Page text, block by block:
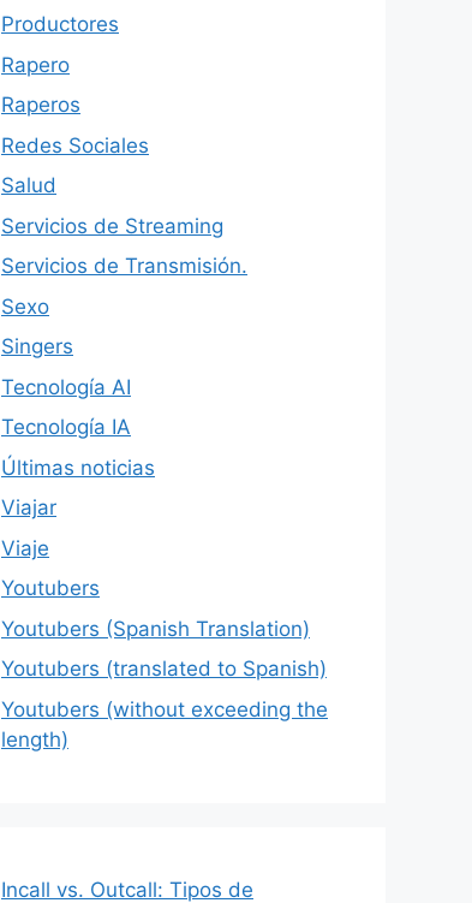
Productores
Rapero
Raperos
Redes Sociales
Salud
Servicios de Streaming
Servicios de Transmisión.
Sexo
Singers
Tecnología AI
Tecnología IA
Últimas noticias
Viajar
Viaje
Youtubers
Youtubers (Spanish Translation)
Youtubers (translated to Spanish)
Youtubers (without exceeding the
length)
Incall vs. Outcall: Tipos de